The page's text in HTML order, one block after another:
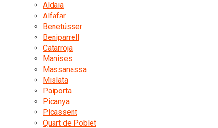
Aldaia
Alfafar
Benetússer
Beniparrell
Catarroja
Manises
Massanassa
Mislata
Paiporta
Picanya
Picassent
Quart de Poblet